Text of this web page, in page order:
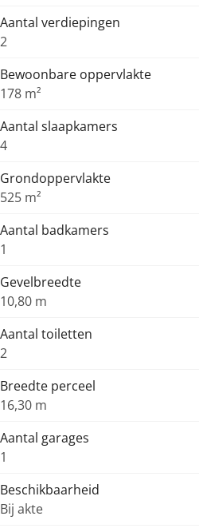
Aantal verdiepingen
2
Bewoonbare oppervlakte
178 m²
Aantal slaapkamers
4
Grondoppervlakte
525 m²
Aantal badkamers
1
Gevelbreedte
10,80 m
Aantal toiletten
2
Breedte perceel
16,30 m
Aantal garages
1
Beschikbaarheid
Bij akte